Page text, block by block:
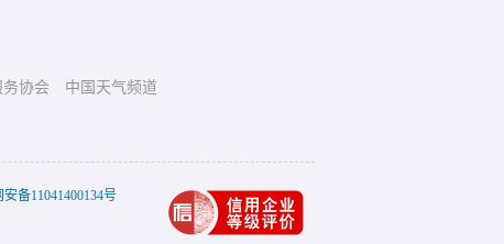
协会 中国天气频道
备11041400134号